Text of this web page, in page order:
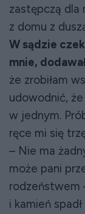
zastępczą dla
z domu z
W sądzie
mnie,
że zrobiłam
udowodnić,
w jednym.
ręce mi się
– Nie ma
może pani
rodzeństwem
i kamień